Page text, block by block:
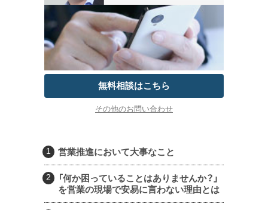
無料相談はこちら
その他のお問い合わせ
営業推進において大事なこと
「何か困っていることはありませんか？」
を営業の現場で安易に言わない理由とは